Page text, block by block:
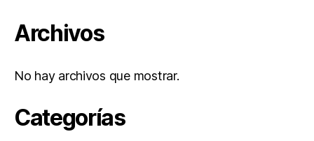
Archivos
No hay archivos que mostrar.
Categorías